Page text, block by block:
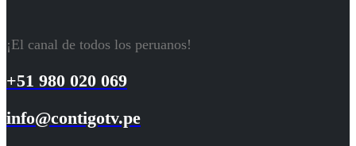
¡El canal de todos los peruanos!
+51 980 020 069
info@contigotv.pe